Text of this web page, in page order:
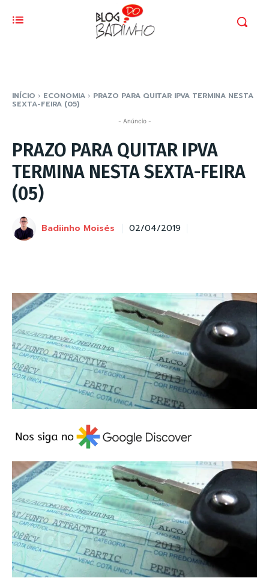
INÍCIO ECONOMIA PRAZO PARA QUITAR IPVA TERMINA NESTA
SEXTA-FEIRA (05)
- Anúncio -
PRAZO PARA QUITAR IPVA
TERMINA NESTA SEXTA-FEIRA
(05)
Badiinho Moisés 02/04/2019